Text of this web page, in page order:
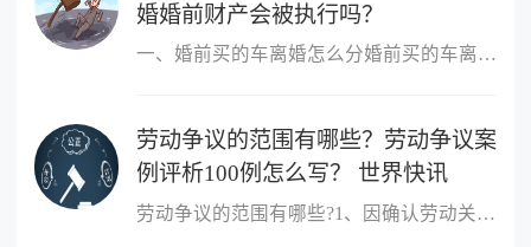
婚婚前财产会被执行吗？
一、婚前买的车离婚怎么分婚前买的车离婚，除另有约定外，一般归个
劳动争议的范围有哪些？劳动争议案
例评析100例怎么写？ 世界快讯
劳动争议的范围有哪些?1、因确认劳动关系发生的争议;2、因订立、履